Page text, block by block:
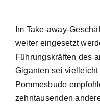
Im Take-away-
weiter eingesetzt
Führungskräften des
Giganten sei
Pommesbude
zehntausenden